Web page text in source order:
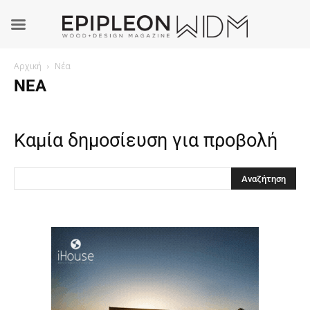
Αρχική Νέα
ΝΈΑ
Καμία δημοσίευση για προβολή